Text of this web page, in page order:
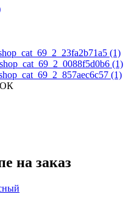
(1)
shop_cat_69_2_0088f5d0b6 (1)
(1)
на заказ